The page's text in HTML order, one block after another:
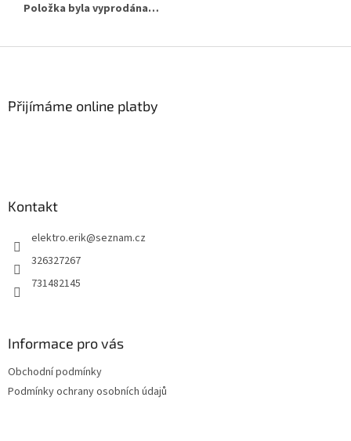
Položka byla vyprodána…
Přijímáme online platby
Kontakt
elektro.erik@seznam.cz
326327267
731482145
Informace pro vás
Obchodní podmínky
Podmínky ochrany osobních údajů